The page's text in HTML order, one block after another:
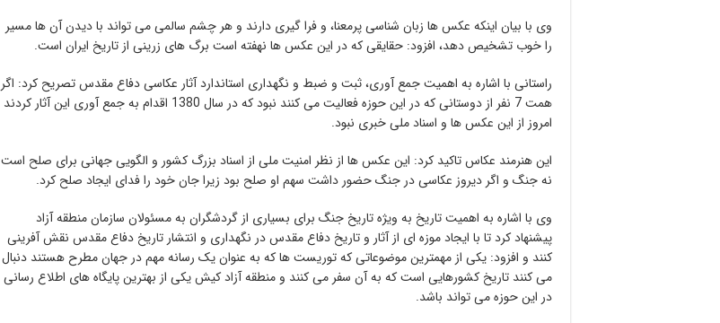
وی با بیان اینکه عکس ها زبان شناسی پرمعنا، و فرا گیری دارند و هر چشم سالمی می تواند با دیدن آن ها مسیر
را خوب تشخیص دهد، افزود: حقایقی که در این عکس ها نهفته است برگ های زرینی از تاریخ ایران است.
راستانی با اشاره به اهمیت جمع آوری، ثبت و ضبط و نگهداری استاندارد آثار عکاسی دفاع مقدس تصریح کرد: اگر
همت 7 نفر از دوستانی که در این حوزه فعالیت می کنند نبود که در سال 1380 اقدام به جمع آوری این آثار کردند
امروز از این عکس ها و اسناد ملی خبری نبود.
این هنرمند عکاس تاکید کرد: این عکس ها از نظر امنیت ملی از اسناد بزرگ کشور و الگویی جهانی برای صلح است
نه جنگ و اگر دیروز عکاسی در جنگ حضور داشت سهم او صلح بود زیرا جان خود را فدای ایجاد صلح کرد.
وی با اشاره به اهمیت تاریخ به ویژه تاریخ جنگ برای بسیاری از گردشگران به مسئولان سازمان منطقه آزاد
پیشنهاد کرد تا با ایجاد موزه ای از آثار و تاریخ دفاع مقدس در نگهداری و انتشار تاریخ دفاع مقدس نقش آفرینی
کنند و افزود: یکی از مهمترین موضوعاتی که توریست ها که به عنوان یک رسانه مهم در جهان مطرح هستند دنبال
می کنند تاریخ کشورهایی است که به آن سفر می کنند و منطقه آزاد کیش یکی از بهترین پایگاه های اطلاع رسانی
در این حوزه می تواند باشد.